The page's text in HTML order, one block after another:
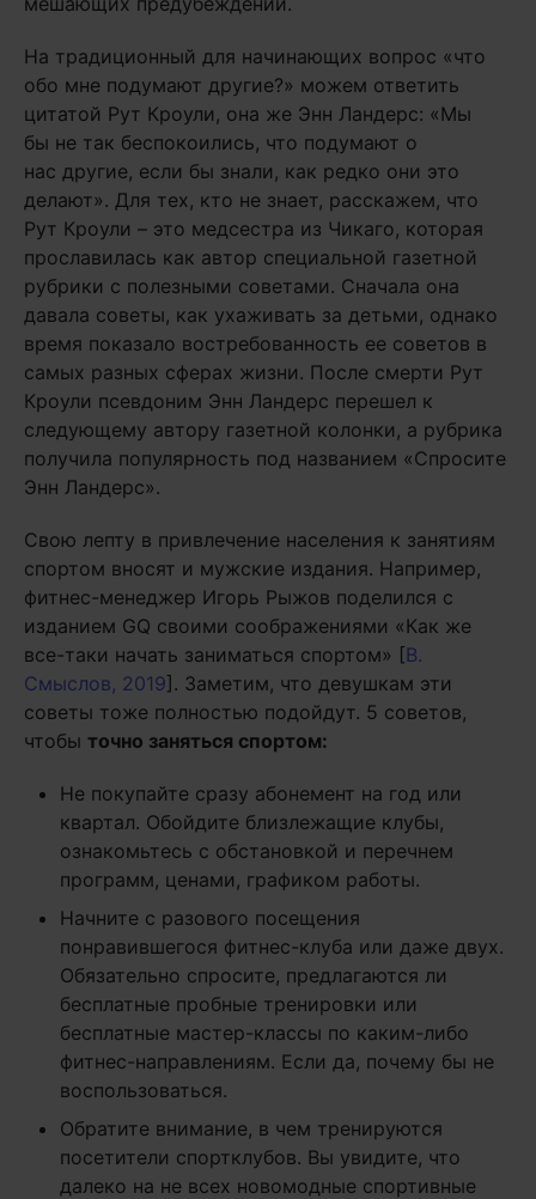
На традиционный для начинающих вопрос «что
обо мне подумают другие?» можем ответить
цитатой Рут Кроули, она же Энн Ландерс: «Мы
бы не так беспокоились, что подумают о
нас другие, если бы знали, как редко они это
делают». Для тех, кто не знает, расскажем, что
Рут Кроули – это медсестра из Чикаго, которая
прославилась как автор специальной газетной
рубрики с полезными советами. Сначала она
давала советы, как ухаживать за детьми, однако
время показало востребованность ее советов в
самых разных сферах жизни. После смерти Рут
Кроули псевдоним Энн Ландерс перешел к
следующему автору газетной колонки, а рубрика
получила популярность под названием «Спросите
Энн Ландерс».
Свою лепту в привлечение населения к занятиям
спортом вносят и мужские издания. Например,
фитнес-менеджер­ Игорь Рыжов поделился с
изданием GQ своими соображениями «Как же
все-таки начать заниматься спортом» [В.
Смыслов, 2019]. Заметим, что девушкам эти
советы тоже полностью подойдут. 5 советов,
чтобы точно заняться спортом:
Не покупайте сразу абонемент на год или
квартал. Обойдите близлежащие клубы,
ознакомьтесь с обстановкой и перечнем
программ, ценами, графиком работы.
Начните с разового посещения
понравившегося фитнес-клуба или даже двух.
Обязательно спросите, предлагаются ли
бесплатные пробные тренировки или
бесплатные мастер-классы по каким-либо
фитнес-направлениям. Если да, почему бы не
воспользоваться.
Обратите внимание, в чем тренируются
посетители спортклубов. Вы увидите, что
далеко на не всех новомодные спортивные